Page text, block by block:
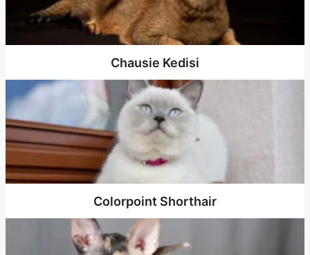
Chausie Kedisi
Colorpoint Shorthair